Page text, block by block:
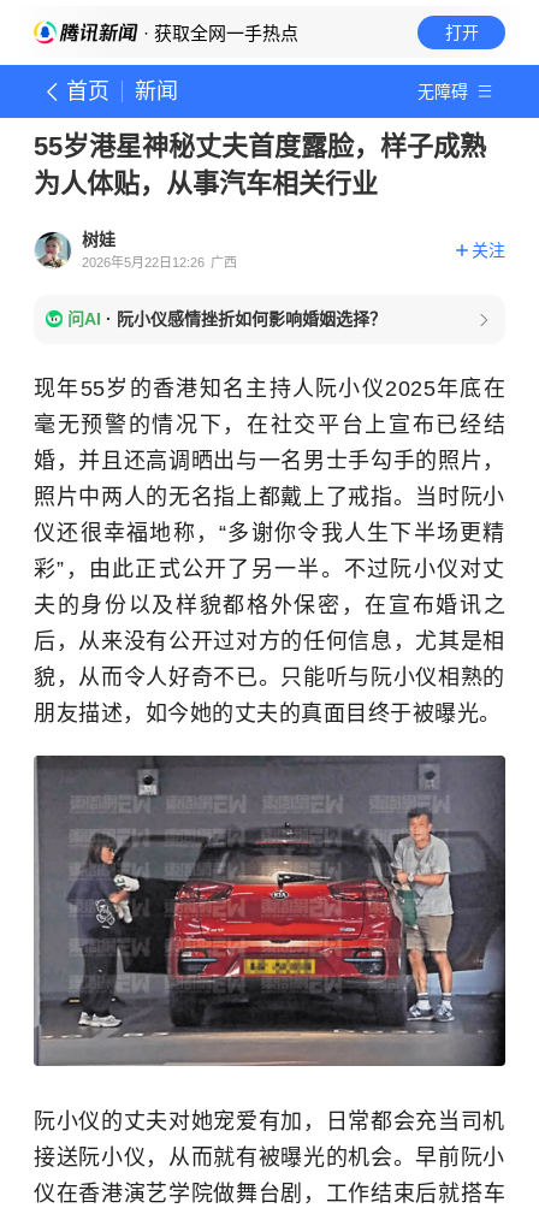
· 获取全网一手热点 打开
首页 新闻 无障碍
55岁港星神秘丈夫首度露脸，样子成熟
为人体贴，从事汽车相关行业
树娃
2026年5月22日12:26 广西
关注
问AI · 阮小仪感情挫折如何影响婚姻选择？
现年55岁的香港知名主持人阮小仪2025年底在
毫无预警的情况下，在社交平台上宣布已经结
婚，并且还高调晒出与一名男士手勾手的照片，
照片中两人的无名指上都戴上了戒指。当时阮小
仪还很幸福地称，“多谢你令我人生下半场更精
彩”，由此正式公开了另一半。不过阮小仪对丈
夫的身份以及样貌都格外保密，在宣布婚讯之
后，从来没有公开过对方的任何信息，尤其是相
貌，从而令人好奇不已。只能听与阮小仪相熟的
朋友描述，如今她的丈夫的真面目终于被曝光。
阮小仪的丈夫对她宠爱有加，日常都会充当司机
接送阮小仪，从而就有被曝光的机会。早前阮小
仪在香港演艺学院做舞台剧，工作结束后就搭车